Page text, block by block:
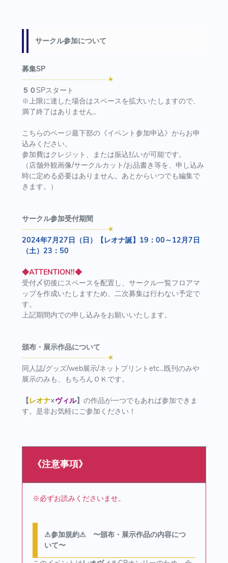
サークル参加について
募集SP
┈┈┈┈┈┈┈┈┈┈┈┈✴️
５０SPスタート
※上限に達した場合はスペースを拡大いたしますので、
満了終了はありません。
こちらのページ最下部の《イベント参加申込》からお申
込みください。
参加費はクレジット、または振込払いが可能です。
（店舗外観画像/サークルカット/お品書き等を、申し込み
時に定める必要はありません。あとからいつでも編集で
きます。）
サークル参加受付期間
┈┈┈┈┈┈┈┈┈┈┈┈✴️
2024年7月27日（日）【レオナ誕】19：00～12月7日
（土）23：50
◆ATTENTION!!◆
受付〆切後にスペースを配置し、サークル一覧フロアマ
ップを作成いたしますため、二次募集は行わない予定で
す。
上記期間内での申し込みをお願いいたします。
頒布・展示作品について
┈┈┈┈┈┈┈┈┈┈┈┈✴️
同人誌/グッズ/web展示/ネットプリントetc...既刊のみや
展示のみも、もちろんＯＫです。
【レオナ×ヴィル】 の作品が一つでもあれば参加できま
す。是非お気軽にご参加ください！
《注意事項》
※必ずお読みくださいませ。
⚠︎参加規約⚠︎ 〜頒布・展示作品の内容につ
いて〜